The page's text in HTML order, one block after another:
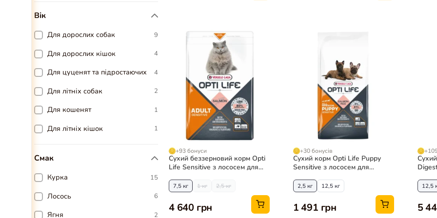
Вік
Для дорослих собак 9
Для дорослих кішок 4
Для цуценят та підростаючих 4
Для літніх собак 2
Для кошенят 1
Для літніх кішок 1
Смак
Курка 15
Лосось 6
Ягня 2
+93 бонуси
Сухий беззерновий корм Opti
Life Sensitive з лососем для
7,5 кг 1 кг 2,5 кг
4 640 грн
+30 бонусів
Сухий корм Opti Life Puppy
Sensitive з лососем для
2,5 кг 12,5 кг
1 491 грн
собак
порід
12,5
5